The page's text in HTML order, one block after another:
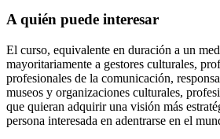
A quién puede interesar
El curso, equivalente en duración a un
mayoritariamente a gestores culturales,
profesionales de la comunicación,
museos y organizaciones culturales,
que quieran adquirir una visión más
persona interesada en adentrarse en el